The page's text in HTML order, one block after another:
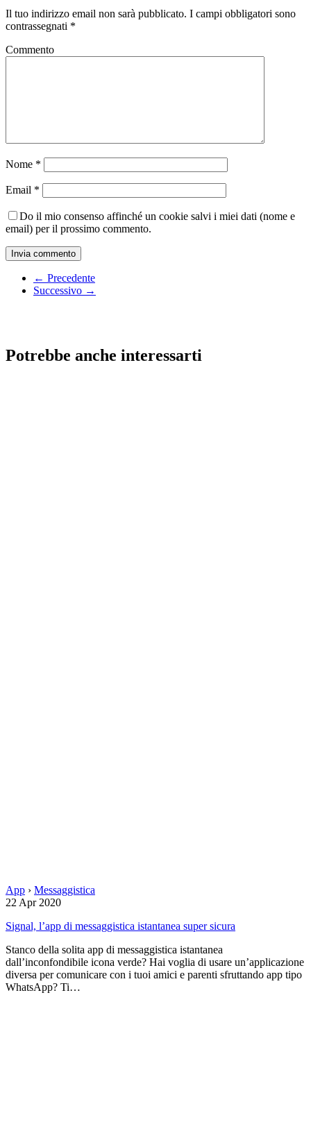
Il tuo indirizzo email non sarà pubblicato. I campi obbligatori sono
contrassegnati *
Commento
Nome *
Email *
Do il mio consenso affinché un cookie salvi i miei dati (nome e
email) per il prossimo commento.
← Precedente
Successivo →
Potrebbe anche interessarti
App › Messaggistica
22 Apr 2020
Signal, l’app di messaggistica istantanea super sicura
Stanco della solita app di messaggistica istantanea
dall’inconfondibile icona verde? Hai voglia di usare un’applicazione
diversa per comunicare con i tuoi amici e parenti sfruttando app tipo
WhatsApp? Ti…